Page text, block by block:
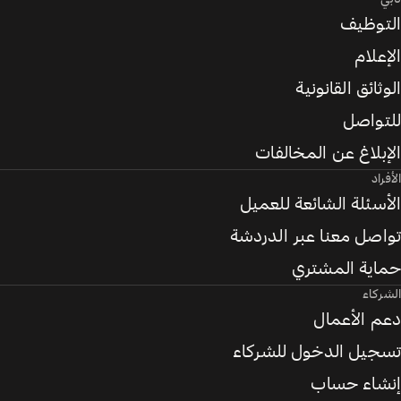
التوظيف
الإعلام
الوثائق القانونية
للتواصل
الإبلاغ عن المخالفات
الأفراد
الأسئلة الشائعة للعميل
تواصل معنا عبر الدردشة
حماية المشتري
الشركاء
دعم الأعمال
تسجيل الدخول للشركاء
إنشاء حساب